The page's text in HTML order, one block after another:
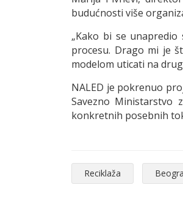
budućnosti više
„Kako bi se
procesu. Drago mi je
modelom uticati na
NALED je pokrenuo
Savezno Ministarstvo
konkretnih posebnih
Reciklaža